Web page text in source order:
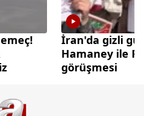
İran'da gizli güç
Hamaney ile
görüşmesi